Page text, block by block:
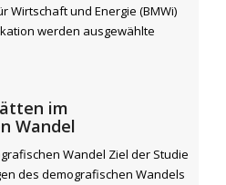
Wirtschaft und Energie (BMWi)
werden ausgewählte
im
Wandel
Wandel Ziel der Studie
des demografischen Wandels